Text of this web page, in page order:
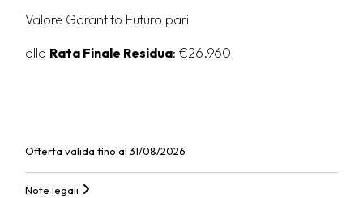
Valore Garantito Futuro pari
alla Rata Finale Residua: €26.960
Offerta valida fino al 31/08/2026
Note legali